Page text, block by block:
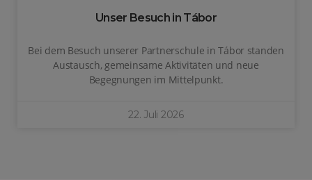
Unser Besuch in Tábor
Bei dem Besuch unserer Partnerschule in Tábor standen
Austausch, gemeinsame Aktivitäten und neue
Begegnungen im Mittelpunkt.
22. Juli 2026